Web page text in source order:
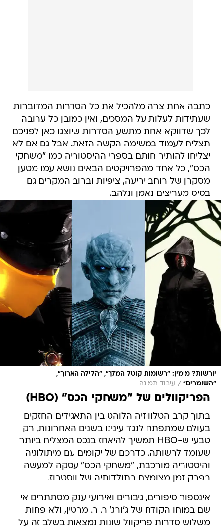
כתבה אחת צרה מלהכיל את כל הסדרות המדוברות
שעתידות לעלות על המסכים, ואין כמובן כל ערובה
לכך שדווקא אחת מתשע הסדרות שיוצגו כאן לפניכם
תצליח לעמוד במשימה הקשה הזאת. אבל גם אם לא
יצליחו להותיר חותם בספרי ההיסטוריה כמו "משחקי
הכס", כל אחד מהפרויקטים הבאים נושא עמו מטען
מסקרן של רוחב יריעה, ציפיות וברוב המקרים גם
בסיס מעריצים נאמן ונלהב.
יורשות? מימין: "רשומות קוטל המלך", "הלילה הארוך",
"השומרים" / עיבוד תמונה
הפריקוולים של "משחקי הכס" (HBO)
בתוך קרב הטלוויזיה הלוהט בין התאגידים החזקים
בעולם שמתפתח לנגד עינינו בשנים האחרונות, רק
טבעי ש-HBO תמשיך להיאחז בנכס המצליח ביותר
שעומד לרשותה. כדרכם של יקומים עם מיתולוגיה
והיסטוריה מורכבת, "משחקי הכס" עסקה למעשה
בפרק זמן מצומצם בתולדותיה של ווסטרוז.
אינספור סיפורים, גיבורים ואירועי ענק מסתתרים אי
שם במוחו הקודח של ג'ורג' ר. ר. מרטין, ולא פחות
משלוש סדרות פריקוול שונות נמצאות בשלב זה על